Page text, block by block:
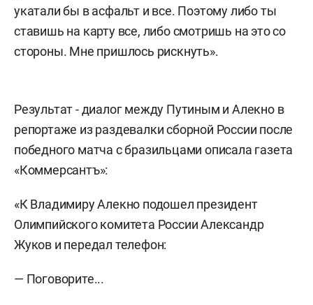
укатали бы в асфальт и все. Поэтому либо ты
ставишь на карту все, либо смотришь на это со
стороны. Мне пришлось рискнуть».
Результат - диалог между Путиным и Алекно в
репортаже из раздевалки сборной России после
победного матча с бразильцами описала газета
«Коммерсантъ»:
«К Владимиру Алекно подошел президент
Олимпийского комитета России Александр
Жуков и передал телефон:
— Поговорите...